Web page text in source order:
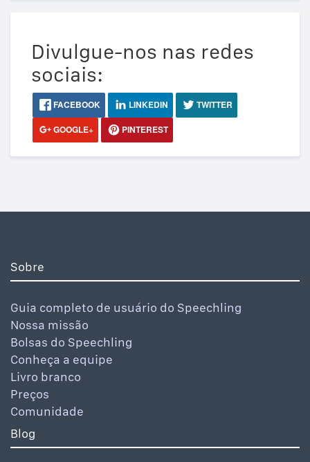
Divulgue-nos nas redes
sociais:
FACEBOOK LINKEDIN
TWITTER
GOOGLE+
PINTEREST
Sobre
Guia completo de usuário do Speechling
Nossa missão
Bolsas do Speechling
Conheça a equipe
Livro branco
Preços
Comunidade
Blog